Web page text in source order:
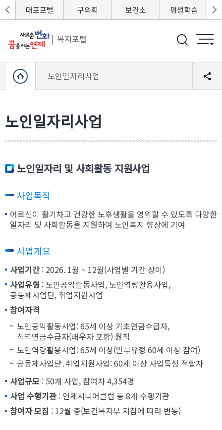
복지포털
털 대표포털 구의회 보건소 평생학습
노인일자리사업
노인일자리사업
노인일자리 및 사회활동 지원사업
사업목적
어르신이 활기차고 건강한 노후생활을 영위할 수 있도록 다양한
일자리 및 사회활동을 지원하여 노인복지 향상에 기여
사업개요
사업기간 : 2026. 1월 ~ 12월(사업별 기간 상이)
사업유형 : 노인공익활동사업, 노인역량활용사업,
공동체사업단, 취업지원사업
참여자격
노인공익활동사업: 65세 이상 기초연금수급자,
직역연금수급자(배우자 포함) 원칙
노인역량활용사업: 65세 이상(일부유형 60세 이상 참여)
공동체사업단․취업지원사업: 60세 이상 사업특성 적합자
사업규모 : 50개 사업, 참여자 4,354명
사업 수행기관 : 연제시니어클럽 등 8개 수행기관
참여자 모집 : 12월 중(보건복지부 지침에 따라 변동)